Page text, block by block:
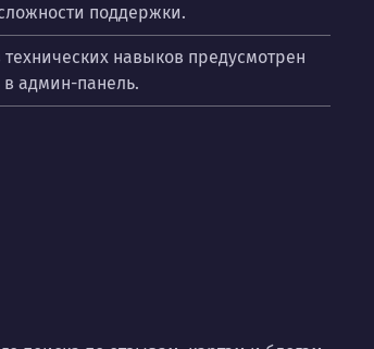
поддержки.
навыков предусмотрен
админ-панель.